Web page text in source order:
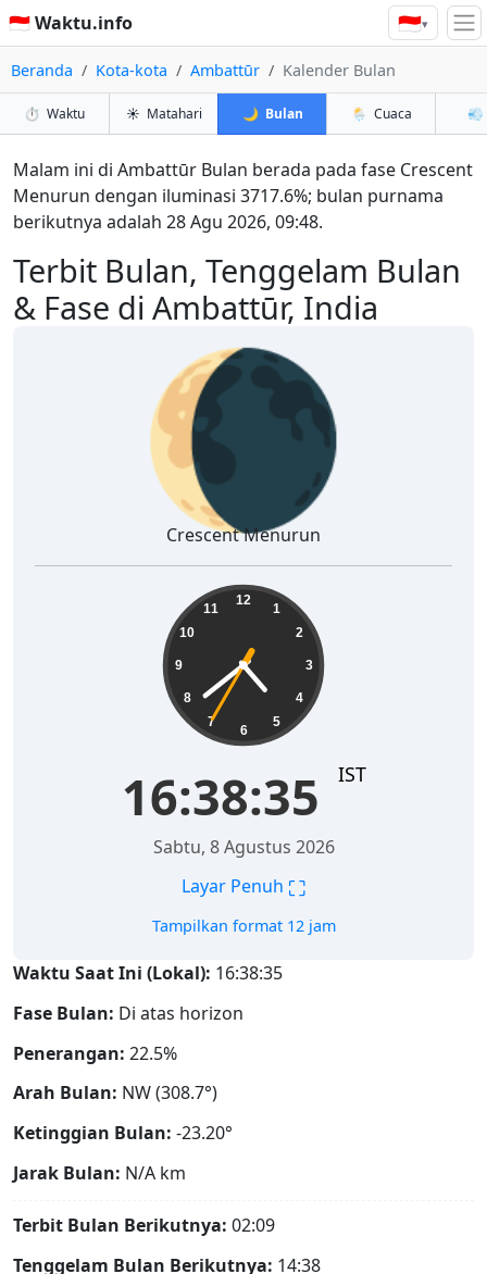
🇮🇩 Waktu.info 🇮🇩▾
Beranda Kota-kota Ambattūr Kalender Bulan
⏱️ Waktu ☀️ Matahari 🌙 Bulan 🌦️ Cuaca 💨
Terbit Bulan, Tenggelam Bulan
& Fase di Ambattūr, India
Malam ini di Ambattūr Bulan berada pada fase Crescent
Menurun dengan iluminasi 3717.6%; bulan purnama
berikutnya adalah 28 Agu 2026, 09:48.
🌘
Crescent Menurun
12
1
2
3
4
5
6
7
8
9
10
11
16:38:36 IST
Sabtu, 8 Agustus 2026
Layar Penuh ⛶
Tampilkan format 12 jam
Waktu Saat Ini (Lokal): 16:38:36
Fase Bulan: Di atas horizon
Penerangan: 22.5%
Arah Bulan: NW (308.7°)
Ketinggian Bulan: -23.20°
Jarak Bulan: N/A km
Terbit Bulan Berikutnya: 02:09
Tenggelam Bulan Berikutnya: 14:38